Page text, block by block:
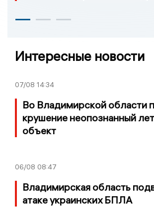
Интересные новости
07/08 14:34
Во Владимирской области
крушение неопознанный
объект
06/08 08:47
Владимирская область
атаке украинских БПЛА